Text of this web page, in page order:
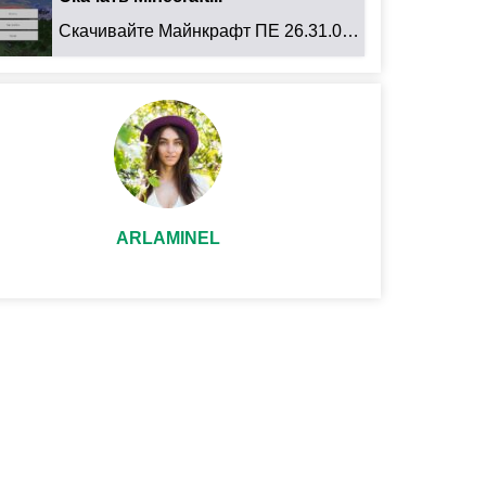
Скачивайте Майнкрафт ПЕ 26.31.01 для Android: ...
ARLAMINEL